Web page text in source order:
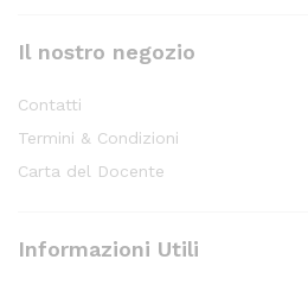
Il nostro negozio
Contatti
Termini & Condizioni
Carta del Docente
Informazioni Utili